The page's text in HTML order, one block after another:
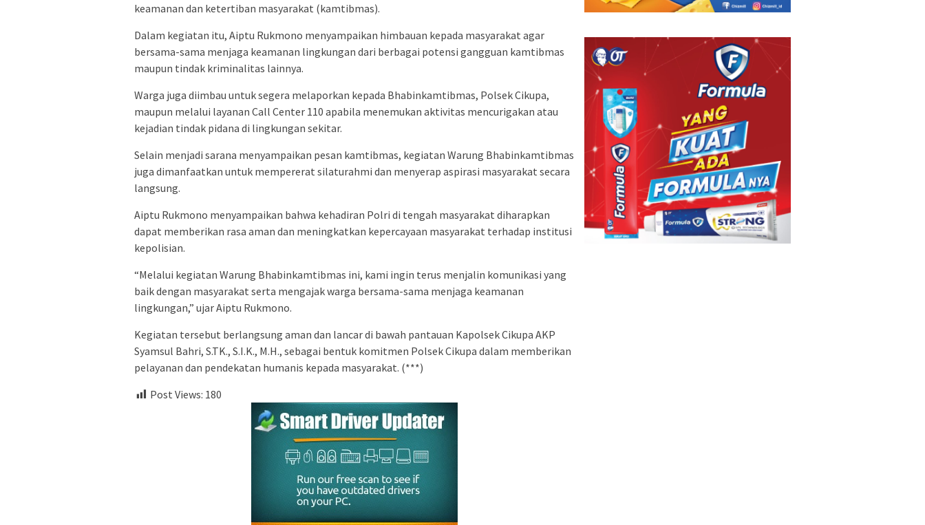
keamanan dan ketertiban masyarakat (kamtibmas).
Dalam kegiatan itu, Aiptu Rukmono menyampaikan himbauan kepada masyarakat agar
bersama-sama menjaga keamanan lingkungan dari berbagai potensi gangguan kamtibmas
maupun tindak kriminalitas lainnya.
Warga juga diimbau untuk segera melaporkan kepada Bhabinkamtibmas, Polsek Cikupa,
maupun melalui layanan Call Center 110 apabila menemukan aktivitas mencurigakan atau
kejadian tindak pidana di lingkungan sekitar.
Selain menjadi sarana menyampaikan pesan kamtibmas, kegiatan Warung Bhabinkamtibmas
juga dimanfaatkan untuk mempererat silaturahmi dan menyerap aspirasi masyarakat secara
langsung.
Aiptu Rukmono menyampaikan bahwa kehadiran Polri di tengah masyarakat diharapkan
dapat memberikan rasa aman dan meningkatkan kepercayaan masyarakat terhadap institusi
kepolisian.
“Melalui kegiatan Warung Bhabinkamtibmas ini, kami ingin terus menjalin komunikasi yang
baik dengan masyarakat serta mengajak warga bersama-sama menjaga keamanan
lingkungan,” ujar Aiptu Rukmono.
Kegiatan tersebut berlangsung aman dan lancar di bawah pantauan Kapolsek Cikupa AKP
Syamsul Bahri, S.TK., S.I.K., M.H., sebagai bentuk komitmen Polsek Cikupa dalam memberikan
pelayanan dan pendekatan humanis kepada masyarakat. (***)
Post Views: 180